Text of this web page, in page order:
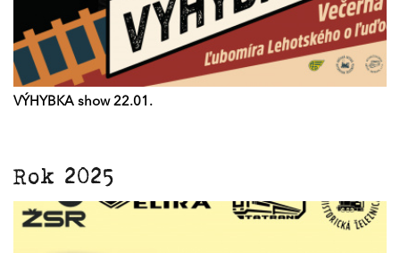
VÝHYBKA show 22.01.
Rok 2025